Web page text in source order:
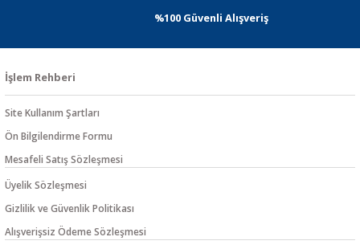
%100 Güvenli Alışveriş
İşlem Rehberi
Site Kullanım Şartları
Ön Bilgilendirme Formu
Mesafeli Satış Sözleşmesi
Üyelik Sözleşmesi
Gizlilik ve Güvenlik Politikası
Alışverişsiz Ödeme Sözleşmesi